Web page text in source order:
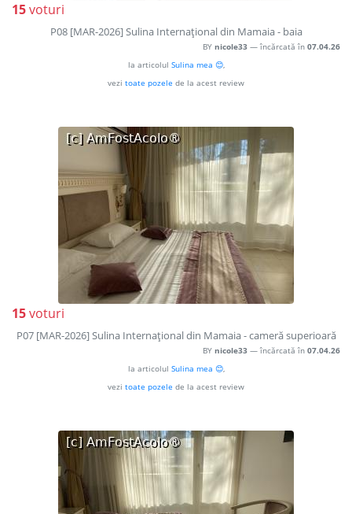
15voturi
P08 [MAR-2026] Sulina Internaţional din Mamaia - baia
BY nicole33 — încărcată în 07.04.26
la articolul Sulina mea 😊,
vezi toate pozele de la acest review
15voturi
P07 [MAR-2026] Sulina Internaţional din Mamaia - cameră superioară
BY nicole33 — încărcată în 07.04.26
la articolul Sulina mea 😊,
vezi toate pozele de la acest review